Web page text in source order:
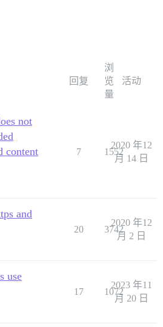
回复
浏
览
量
活动
not
content
7 1552
2020 年12
月 14 日
and
20 3742
2020 年12
月 2 日
use
17 1072
2023 年11
月 20 日